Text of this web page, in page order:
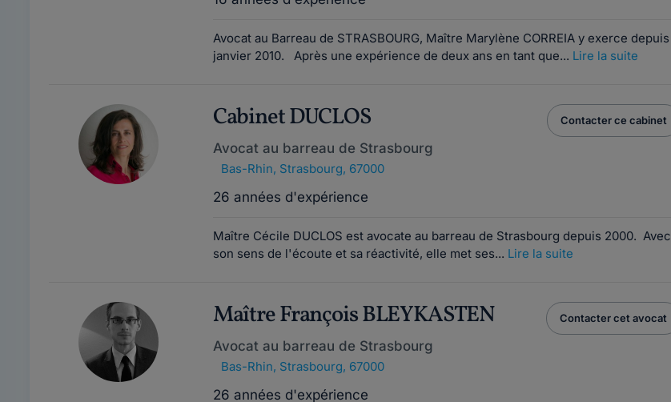
Avocat au Barreau de STRASBOURG, Maître Marylène CORREIA y exerce depuis
janvier 2010. Après une expérience de deux ans en tant que... Lire la suite
Cabinet DUCLOS
Avocat au barreau de Strasbourg
Bas-Rhin, Strasbourg, 67000
26 années d'expérience
Contacter ce cabinet
Maître Cécile DUCLOS est avocate au barreau de Strasbourg depuis 2000. Avec
son sens de l'écoute et sa réactivité, elle met ses... Lire la suite
Maître François BLEYKASTEN
Avocat au barreau de Strasbourg
Bas-Rhin, Strasbourg, 67000
26 années d'expérience
Contacter cet avocat